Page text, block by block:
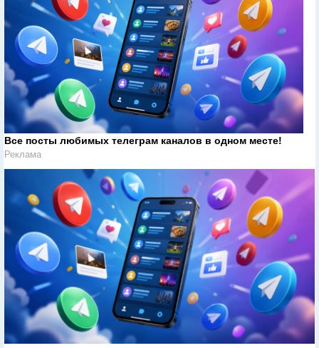
Все посты любимых телеграм каналов в одном месте!
Реклама